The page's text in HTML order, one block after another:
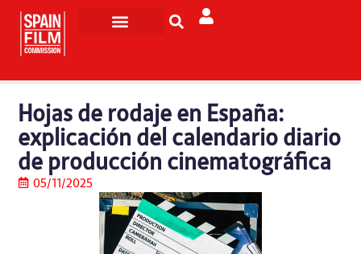
Hojas de rodaje en España:
explicación del calendario diario
de producción cinematográfica
05/11/2025